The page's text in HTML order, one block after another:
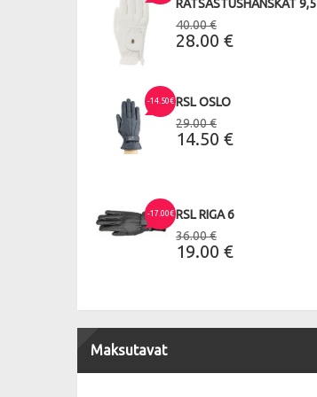
RATSASTUSHANSKAT 9,5
40.00 €
28.00 €
-14.50€ RSL OSLO
29.00 €
14.50 €
-17.00€ RSL RIGA 6
36.00 €
19.00 €
Maksutavat